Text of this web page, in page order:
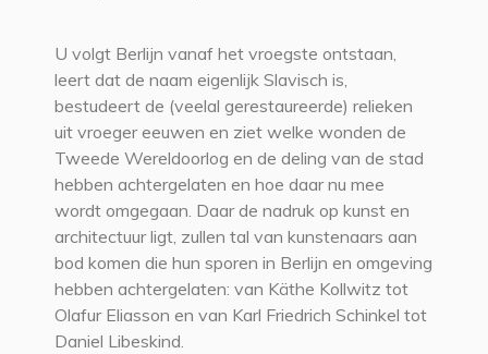
U volgt Berlijn vanaf het vroegste ontstaan,
leert dat de naam eigenlijk Slavisch is,
bestudeert de (veelal gerestaureerde) relieken
uit vroeger eeuwen en ziet welke wonden de
Tweede Wereldoorlog en de deling van de stad
hebben achtergelaten en hoe daar nu mee
wordt omgegaan. Daar de nadruk op kunst en
architectuur ligt, zullen tal van kunstenaars aan
bod komen die hun sporen in Berlijn en omgeving
hebben achtergelaten: van Käthe Kollwitz tot
Olafur Eliasson en van Karl Friedrich Schinkel tot
Daniel Libeskind.